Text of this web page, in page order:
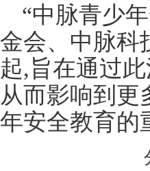
“中脉青少
金会、中脉科
起,旨在通过
从而影响到更
年安全教育的